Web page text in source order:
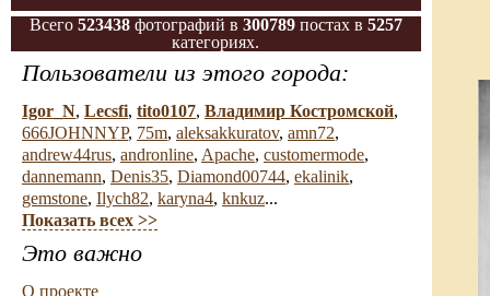
Всего 523438 фотографий в 300789 постах в 5257
категориях.
Пользователи из этого города:
Igor_N, Lecsfi, tito0107, Владимир Костромской,
666JOHNNYP, 75m, aleksakkuratov, amn72,
andrew44rus, andronline, Apache, customermode,
dannemann, Denis35, Diamond00744, ekalinik,
gemstone, Ilych82, karyna4, knkuz...
Показать всех >>
Это важно
О проекте